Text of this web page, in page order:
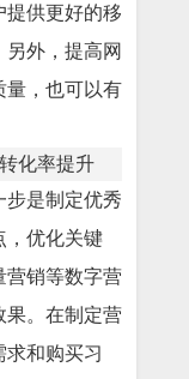
提供更好的移
外，提高网
量，也可以有
化率提升
步是制定优秀
，优化关键
营销等数字营
果。在制定营
求和购买习